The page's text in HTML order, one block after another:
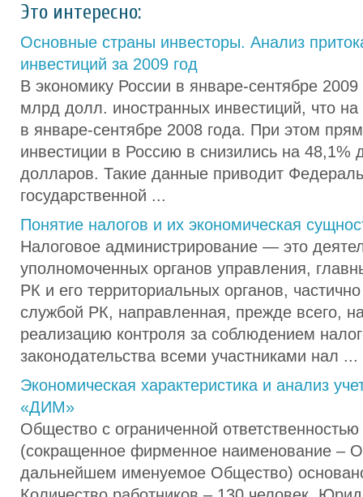
Это интересно:
Основные страны инвесторы. Анализ
инвестиций за 2009 год
В экономику России в январе-сентябре
млрд долл. иностранных инвестиций, что
в январе-сентябре 2008 года. При этом
инвестиции в Россию в снизились на 48,1%
долларов. Такие данные приводит
государственной ...
Понятие налогов и их экономическая
Налоговое администрирование — это
уполномоченных органов управления,
РК и его территориальных органов,
службой РК, направленная, прежде всего,
реализацию контроля за соблюдением
законодательства всеми участниками нал ...
Экономическая характеристика и анализ
«ДИМ»
Общество с ограниченной
(сокращенное фирменное наименование
дальнейшем именуемое Общество)